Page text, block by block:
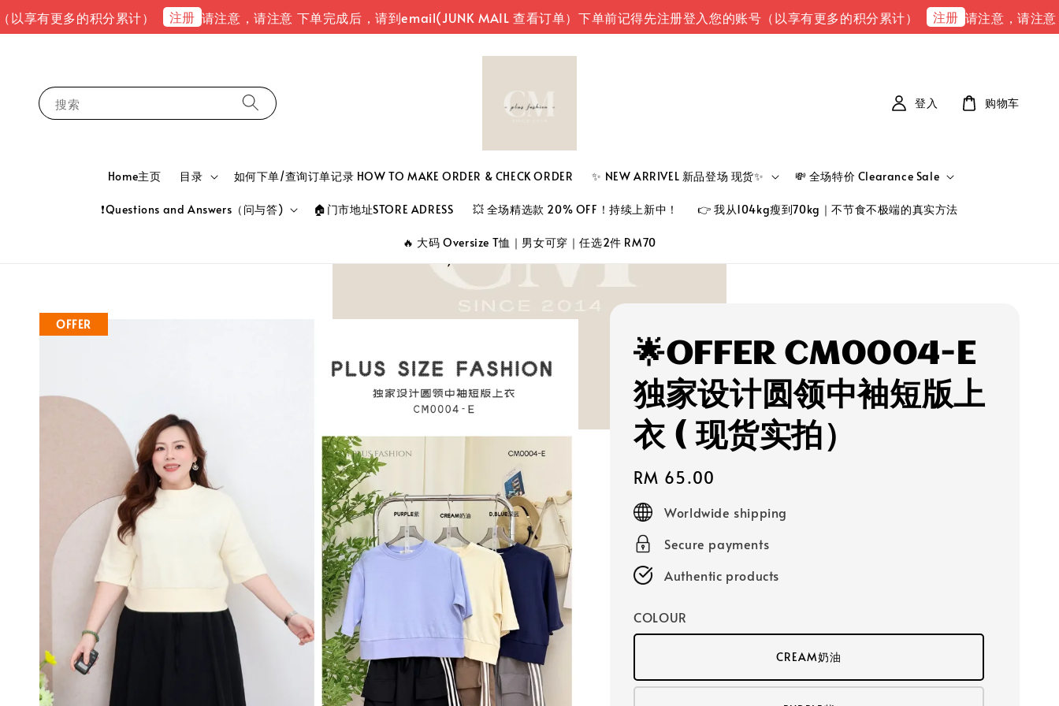
更多的积分累计） 注册 请注意，请注意 下单完成后，请到email(JUNK MAIL 查看订单）下单前记得先注册登入您的账号（以享有更多的积分累计） 注册 请注意，请注意 下单
搜索
Home主页 目录 如何下单/查询订单记录 HOW TO MAKE ORDER & CHECK ORDER ✨ NEW ARRIVEL 新品登场 现货✨ 💸 全场特价 Clearance Sale
❗Questions and Answers（问与答) 🏠门市地址STORE ADRESS 💥 全场精选款 20% OFF！持续上新中！ 👉 我从104kg瘦到70kg｜不节食不极端的真实方法
🔥 大码 Oversize T恤｜男女可穿｜任选2件 RM70
登入 购物车
OFFER
🌟OFFER CM0004-E
独家设计圆领中袖短版上
衣 ( 现货实拍）
Regular
price
RM 65.00
Worldwide shipping
Secure payments
Authentic products
COLOUR
CREAM奶油